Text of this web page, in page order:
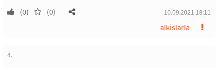
(0) (0) 10.09.2021 18:11
alkislarla
4.